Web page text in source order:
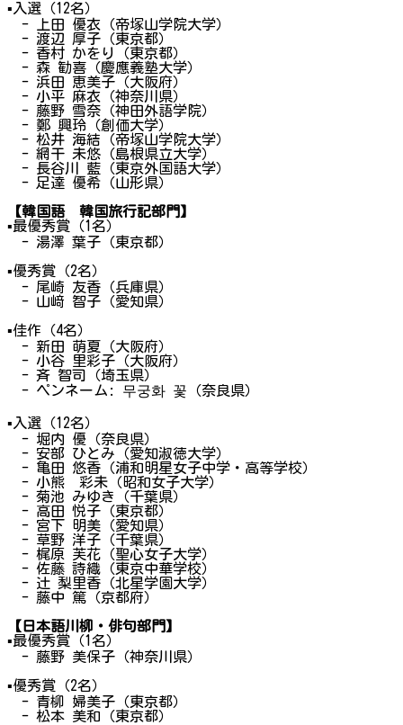
▪入選（12名）
- 上田 優衣（帝塚山学院大学）
- 渡辺 厚子（東京都）
- 香村 かをり（東京都）
- 森 勧喜（慶應義塾大学）
- 浜田 恵美子（大阪府）
- 小平 麻衣（神奈川県）
- 藤野 雪奈（神田外語学院）
- 鄭 興玲（創価大学）
- 松井 海結（帝塚山学院大学）
- 網干 未悠（島根県立大学）
- 長谷川 藍（東京外国語大学）
- 足達 優希（山形県）
【韓国語 韓国旅行記部門】
▪最優秀賞（1名）
- 湯澤 葉子（東京都）
▪優秀賞（2名）
- 尾崎 友香（兵庫県）
- 山﨑 智子（愛知県）
▪佳作（4名）
- 新田 萌夏（大阪府）
- 小谷 里彩子（大阪府）
- 斉 智司（埼玉県）
- ペンネーム: 무궁화 꽃（奈良県）
▪入選（12名）
- 堀内 優（奈良県）
- 安部 ひとみ（愛知淑徳大学）
- 亀田 悠香（浦和明星女子中学・高等学校）
- 小熊 彩未（昭和女子大学）
- 菊池 みゆき（千葉県）
- 高田 悦子（東京都）
- 宮下 明美（愛知県）
- 草野 洋子（千葉県）
- 梶原 芙花（聖心女子大学）
- 佐藤 詩織（東京中華学校）
- 辻 梨里香（北星学園大学）
- 藤中 篤（京都府）
【日本語川柳・俳句部門】
▪最優秀賞（1名）
- 藤野 美保子（神奈川県）
▪優秀賞（2名）
- 青柳 婦美子（東京都）
- 松本 美和（東京都）